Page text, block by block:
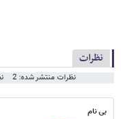
نظرات
نظرات منتشر شده: 2
بی نام